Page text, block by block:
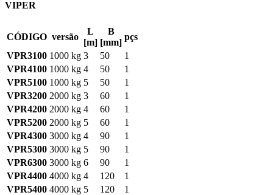
VIPER
CÓDIGO versão
L
[m]
B
[mm]
pçs
VPR3100 1000 kg 3 50
1
VPR4100 1000 kg 4 50
1
VPR5100 1000 kg 5 50
1
VPR3200 2000 kg 3 60
1
VPR4200 2000 kg 4 60
1
VPR5200 2000 kg 5 60
1
VPR4300 3000 kg 4 90
1
VPR5300 3000 kg 5 90
1
VPR6300 3000 kg 6 90
1
VPR4400 4000 kg 4 120
1
VPR5400 4000 kg 5 120
1